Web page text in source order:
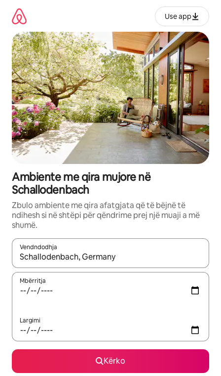
përmbajtja
Use app
Ambiente me qira mujore në
Schallodenbach
Zbulo ambiente me qira afatgjata që të bëjnë të
ndihesh si në shtëpi për qëndrime prej një muaji a më
shumë.
Vendndodhja
Kur rezultatet të jenë të disponueshme, lëviz me butonat e
Mbërritja
Largimi
Kërko